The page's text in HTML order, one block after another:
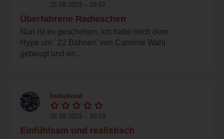
25.09.2023 – 19:57
Überfahrene Radieschen
Nun ist es geschehen, ich habe mich dem
Hype um ' 22 Bahnen' von Caroline Wahl
gebeugt und es...
heikebund
06.09.2023 – 20:19
Einfühlsam und realistisch